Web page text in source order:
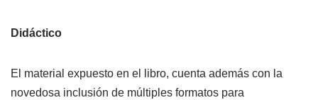
Didáctico
El material expuesto en el libro, cuenta además con la
novedosa inclusión de múltiples formatos para